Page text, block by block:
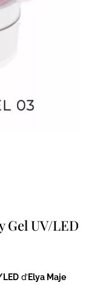
Gel UV/LED
d’ Elya Maje